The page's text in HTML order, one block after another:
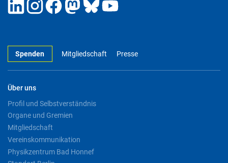
Spenden Mitgliedschaft Presse
Über uns
Profil und Selbstverständnis
Organe und Gremien
Mitgliedschaft
Vereinskommunikation
Physikzentrum Bad Honnef